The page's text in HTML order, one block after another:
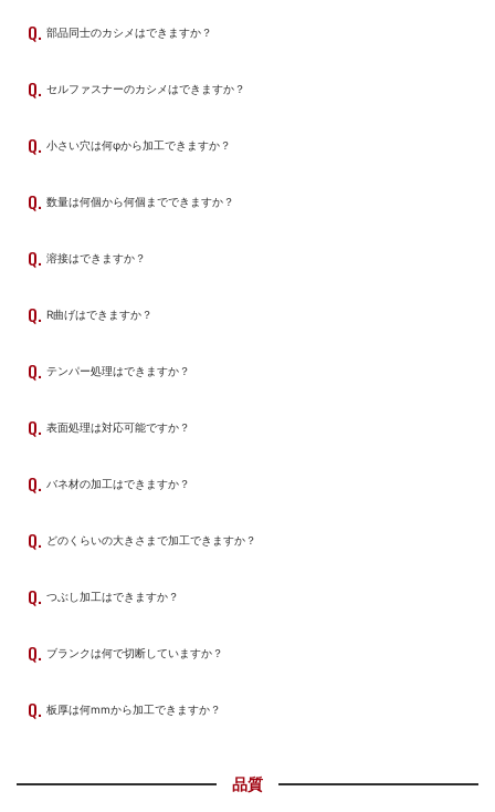
部品同士のカシメはできますか？
セルファスナーのカシメはできますか？
小さい穴は何φから加工できますか？
数量は何個から何個までできますか？
溶接はできますか？
R曲げはできますか？
テンパー処理はできますか？
表面処理は対応可能ですか？
バネ材の加工はできますか？
どのくらいの大きさまで加工できますか？
つぶし加工はできますか？
ブランクは何で切断していますか？
板厚は何mmから加工できますか？
品質